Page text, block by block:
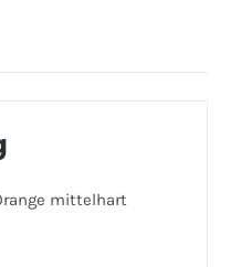
mittelhart